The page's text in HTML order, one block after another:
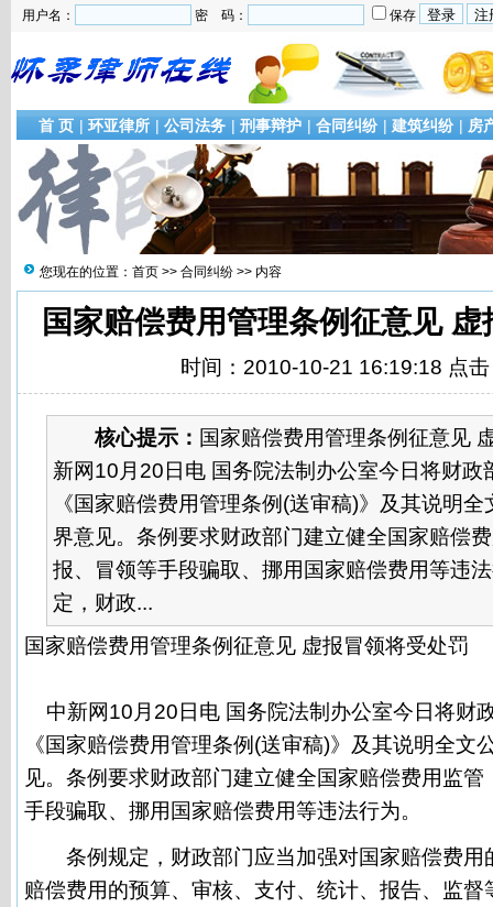
用户名： 密 码： 保存
首 页 | 环亚律所 | 公司法务 | 刑事辩护 | 合同纠纷 | 建筑纠纷 | 房
您现在的位置： 首页 >> 合同纠纷 >> 内容
国家赔偿费用管理条例征意见
时间：2010-10-21 16:19:18 点
核心提示： 国家赔偿费用管理条例征意见
新网10月20日电 国务院法制办公室今日将财政
《国家赔偿费用管理条例(送审稿)》及其说明
界意见。条例要求财政部门建立健全国家赔偿
报、冒领等手段骗取、挪用国家赔偿费用等
定，财政...
国家赔偿费用管理条例征意见 虚报冒领将受处罚
中新网10月20日电 国务院法制办公室今日将财
《国家赔偿费用管理条例(送审稿)》及其说明全文
见。条例要求财政部门建立健全国家赔偿费用监
手段骗取、挪用国家赔偿费用等违法行为。
条例规定，财政部门应当加强对国家赔偿费用
赔偿费用的预算、审核、支付、统计、报告、监督